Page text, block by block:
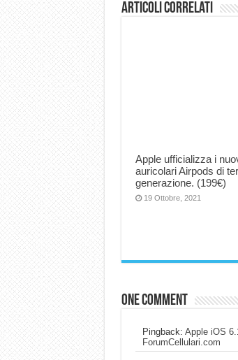
Articoli correlati
Apple ufficializza i
auricolari Airpods di
generazione. (199€)
19 Ottobre, 2021
One comment
Pingback: Apple iOS
ForumCellulari.com